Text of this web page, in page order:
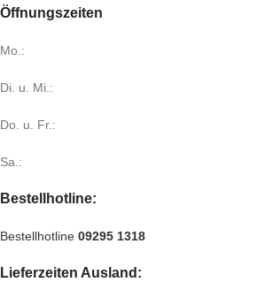
Öffnungszeiten
Mo.:
Di. u. Mi.:
Do. u. Fr.:
Sa.:
Bestellhotline:
Bestellhotline 09295 1318
Lieferzeiten Ausland: